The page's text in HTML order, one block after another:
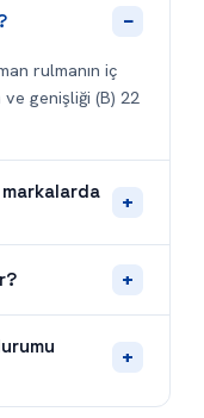
−
rulmanın iç
ve genişliği (B) 22
markalarda
+
+
+